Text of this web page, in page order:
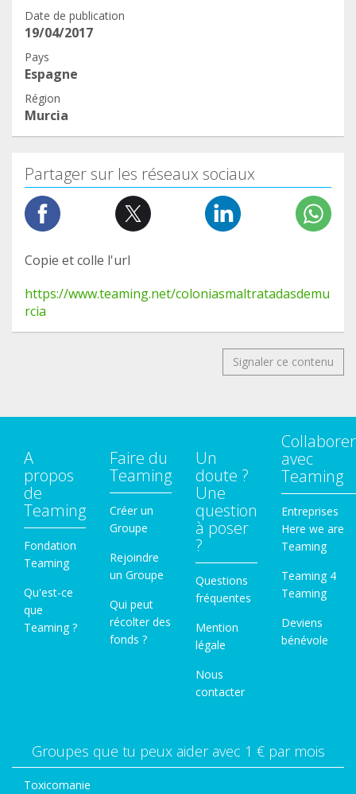
Date de publication
19/04/2017
Pays
Espagne
Région
Murcia
Partager sur les réseaux sociaux
Copie et colle l'url
https://www.teaming.net/coloniasmaltratadasdemu
rcia
Signaler ce contenu
A
propos
de
Teaming
Fondation
Teaming
Qu'est-ce
que
Teaming ?
Faire du
Teaming
Créer un
Groupe
Rejoindre
un Groupe
Qui peut
récolter des
fonds ?
Un
doute ?
Une
question
à poser
?
Questions
fréquentes
Mention
légale
Nous
contacter
Collaborer
avec
Teaming
Entreprises
Here we are
Teaming
Teaming 4
Teaming
Deviens
bénévole
Groupes que tu peux aider avec 1 € par mois
Toxicomanie